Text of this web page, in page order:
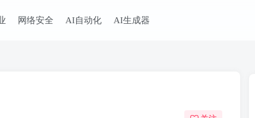
网络安全 AI自动化 AI生成器